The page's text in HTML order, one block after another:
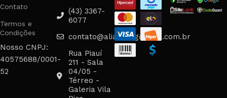
Contato
Termos e
Condições
Nosso CNPJ:
40575688/0001-
52
(43) 3367-
6077
contato@aliancasgouveia.com.br
Rua Piauí
211 - Sala
04/05 -
Térreo -
Galeria Vila